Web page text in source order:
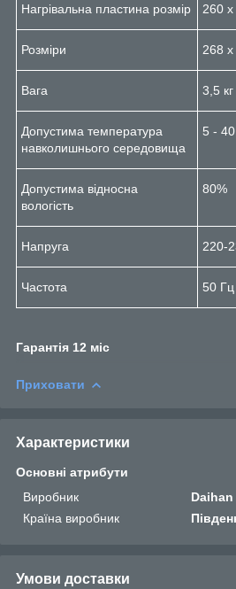
Нагрівальна пластина розмір 260
Розміри 268
Вага 3,5 кг
Допустима температура
навколишнього середовища
5 -
Допустима відносна
вологість
80%
Напруга 220-
Частота 50 Гц
Гарантія 12 міс
Приховати
Характеристики
Основні атрибути
Виробник
Країна виробник
Умови доставки